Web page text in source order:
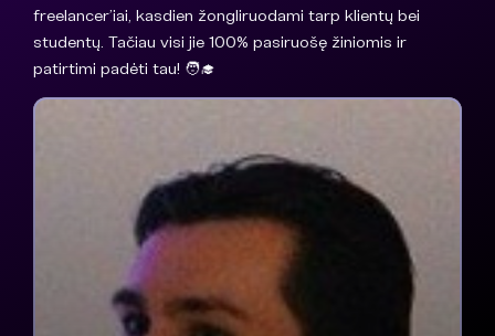
freelancer’iai, kasdien žongliruodami tarp klientų bei
studentų. Tačiau visi jie 100% pasiruošę žiniomis ir
patirtimi padėti tau! 🧑‍🎓